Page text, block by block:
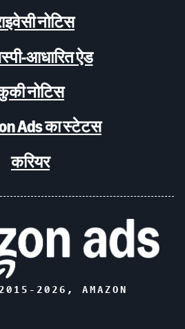
नोटिस
आधारित ऐड
नोटिस
Ads का स्टेटस
करियर
2026 , AMAZON